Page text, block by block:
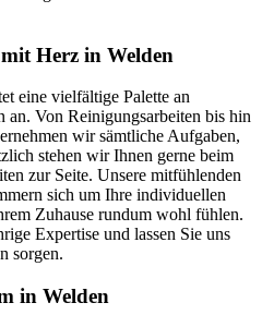
Herz in Welden
eine vielfältige Palette an
an. Von Reinigungsarbeiten bis hin
wir sämtliche Aufgaben,
stehen wir Ihnen gerne beim
zur Seite. Unsere mitfühlenden
sich um Ihre individuellen
Zuhause rundum wohl fühlen.
Expertise und lassen Sie uns
sorgen.
in Welden